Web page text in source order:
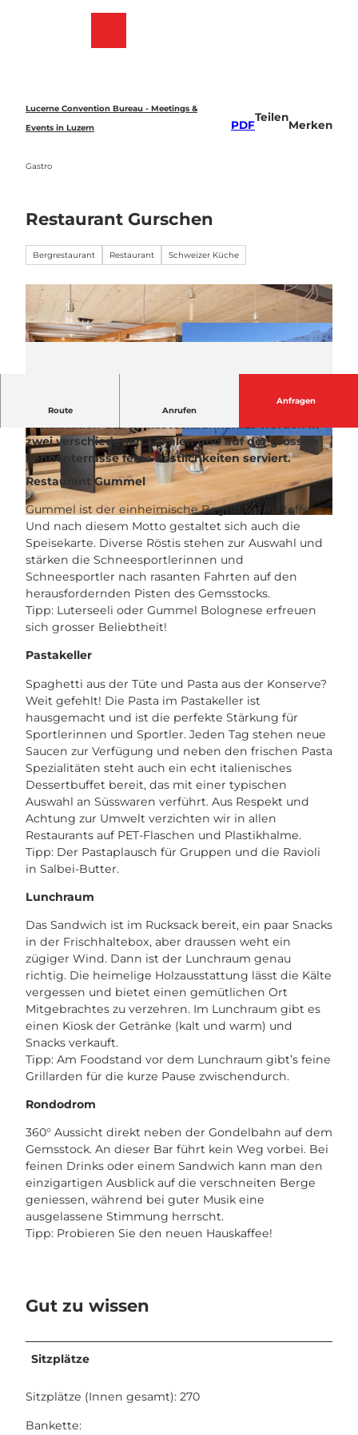
Lucerne Convention Bureau - Meetings &
Events in Luzern
Gastro
PDF
Teilen
Merken
Restaurant Gurschen
Bergrestaurant Restaurant Schweizer Küche
© Skiarena Andermatt Sedrun | CC-BY-NC-ND
© Skiarena Andermatt Sedrun |
CC-BY-NC-ND
© Skiarena Andermatt Sedrun |
CC-BY-NC-ND
Route Anrufen
Anfragen
Das Restaurant Gurschen liegt direkt an der
Mittelstation der Gemsstockbahnen.Es werden in
zwei verschiedenen Lokalen und auf der grossen
Sonnenterrasse feine Köstlichkeiten serviert.
Restaurant Gummel
Gummel ist der einheimische Begriff für Kartoffel.
Und nach diesem Motto gestaltet sich auch die
Speisekarte. Diverse Röstis stehen zur Auswahl und
stärken die Schneesportlerinnen und
Schneesportler nach rasanten Fahrten auf den
herausfordernden Pisten des Gemsstocks.
Tipp: Luterseeli oder Gummel Bolognese erfreuen
sich grosser Beliebtheit!
Pastakeller
Spaghetti aus der Tüte und Pasta aus der Konserve?
Weit gefehlt! Die Pasta im Pastakeller ist
hausgemacht und ist die perfekte Stärkung für
Sportlerinnen und Sportler. Jeden Tag stehen neue
Saucen zur Verfügung und neben den frischen Pasta
Spezialitäten steht auch ein echt italienisches
Dessertbuffet bereit, das mit einer typischen
Auswahl an Süsswaren verführt. Aus Respekt und
Achtung zur Umwelt verzichten wir in allen
Restaurants auf PET-Flaschen und Plastikhalme.
Tipp: Der Pastaplausch für Gruppen und die Ravioli
in Salbei-Butter.
Lunchraum
Das Sandwich ist im Rucksack bereit, ein paar Snacks
in der Frischhaltebox, aber draussen weht ein
zügiger Wind. Dann ist der Lunchraum genau
richtig. Die heimelige Holzausstattung lässt die Kälte
vergessen und bietet einen gemütlichen Ort
Mitgebrachtes zu verzehren. Im Lunchraum gibt es
einen Kiosk der Getränke (kalt und warm) und
Snacks verkauft.
Tipp: Am Foodstand vor dem Lunchraum gibt’s feine
Grillarden für die kurze Pause zwischendurch.
Rondodrom
360° Aussicht direkt neben der Gondelbahn auf dem
Gemsstock. An dieser Bar führt kein Weg vorbei. Bei
feinen Drinks oder einem Sandwich kann man den
einzigartigen Ausblick auf die verschneiten Berge
geniessen, während bei guter Musik eine
ausgelassene Stimmung herrscht.
Tipp: Probieren Sie den neuen Hauskaffee!
Gut zu wissen
Sitzplätze
Sitzplätze (Innen gesamt): 270
Bankette: